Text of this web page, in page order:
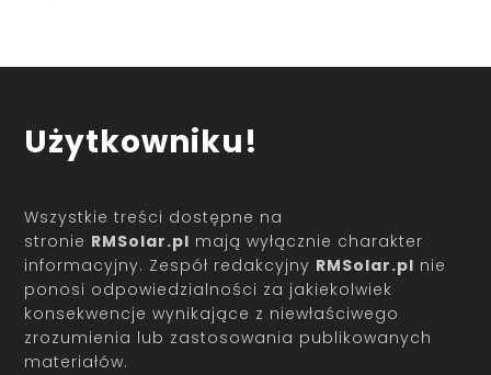
Użytkowniku!
Wszystkie treści dostępne na
stronie RMSolar.pl mają wyłącznie charakter
informacyjny. Zespół redakcyjny RMSolar.pl nie
ponosi odpowiedzialności za jakiekolwiek
konsekwencje wynikające z niewłaściwego
zrozumienia lub zastosowania publikowanych
materiałów.